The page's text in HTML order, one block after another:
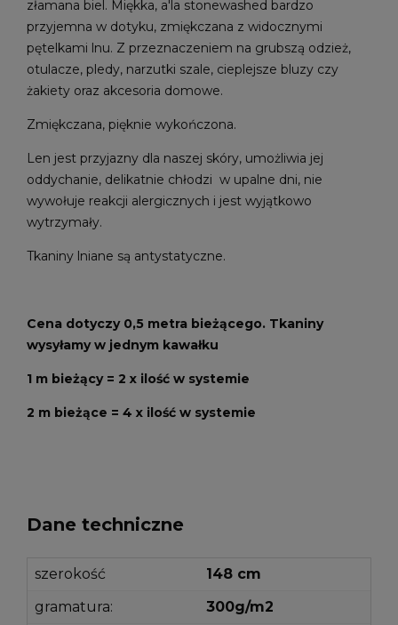
złamana biel. Miękka, a'la stonewashed bardzo
przyjemna w dotyku, zmiękczana z widocznymi
pętelkami lnu. Z przeznaczeniem na grubszą odzież,
otulacze, pledy, narzutki szale, cieplejsze bluzy czy
żakiety oraz akcesoria domowe.
Zmiękczana, pięknie wykończona.
Len jest przyjazny dla naszej skóry, umożliwia jej
oddychanie, delikatnie chłodzi w upalne dni, nie
wywołuje reakcji alergicznych i jest wyjątkowo
wytrzymały.
Tkaniny lniane są antystatyczne.
Cena dotyczy 0,5 metra bieżącego. Tkaniny
wysyłamy w jednym kawałku
1 m bieżący = 2 x ilość w systemie
2 m bieżące = 4 x ilość w systemie
Dane techniczne
szerokość
148 cm
gramatura:
300g/m2